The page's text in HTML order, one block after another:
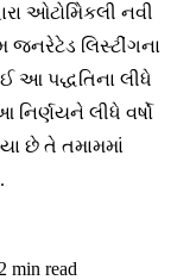
ઓટોમેિકલી નવી
લિસ્ટીંગના
આ પદ્ધતિના લીધે
લીધે વર્ષો
છે તે તમામમાં
2 min read